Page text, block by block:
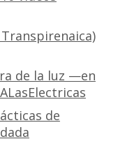
de la luz —en
de